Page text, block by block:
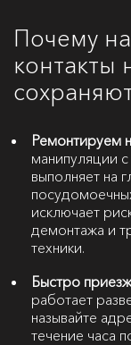
Почему
контакты
Ремонтируем
манипуляции
выполняет на
исключает
демонтажа и
техники.
Быстро
работает
называйте
течение часа